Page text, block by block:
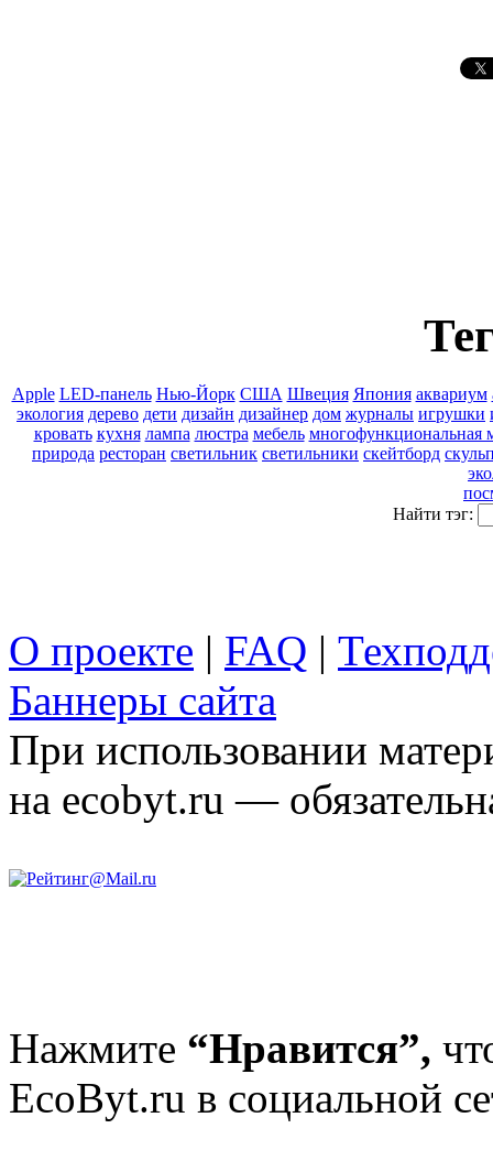
Apple LED-панель Нью-Йорк США Швеция Япония аквариум
экология дерево дети дизайн дизайнер дом журналы игрушки
кровать кухня лампа люстра мебель многофункциональная
природа ресторан светильник светильники скейтборд
Найти тэг:
О проекте | FAQ |
Баннеры сайта
При использовании
на ecobyt.ru —
Нажмите “Нравится”,
EcoByt.ru в социальной